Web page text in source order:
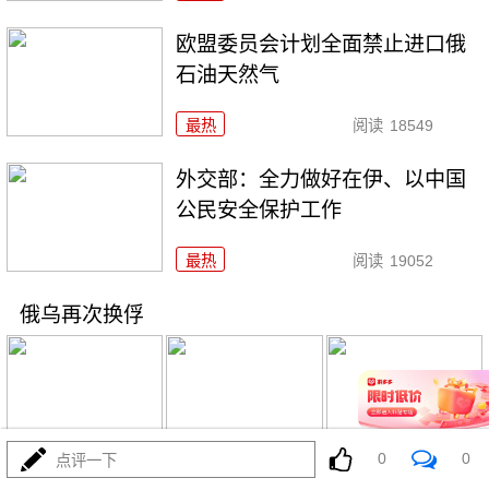
欧盟委员会计划全面禁止进口俄
石油天然气
最热 阅读 18549
外交部：全力做好在伊、以中国
公民安全保护工作
最热 阅读 19052
俄乌再次换俘
最热 16974 06-16
点评一下 0 0